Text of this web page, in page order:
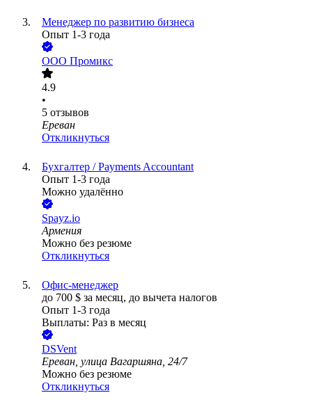
Менеджер по развитию бизнеса
Опыт 1-3 года
ООО Промикс
4.9
•
5 отзывов
Ереван
Откликнуться
Бухгалтер / Payments Accountant
Опыт 1-3 года
Можно удалённо
Spayz.io
Армения
Можно без резюме
Откликнуться
Офис-менеджер
до 700 $ за месяц, до вычета налогов
Опыт 1-3 года
Выплаты: Раз в месяц
DSVent
Ереван, улица Вагаршяна, 24/7
Можно без резюме
Откликнуться